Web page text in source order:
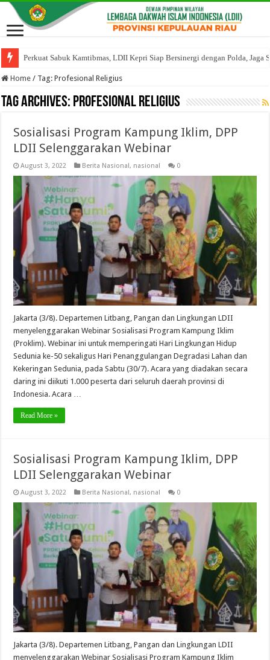
Perkuat Sabuk Kamtibmas, LDII Kepri Siap Bersinergi dengan Polda, Jaga
Home / Tag:Profesional Religius
Tag Archives: Profesional Religius
Sosialisasi Program Kampung Iklim, DPP
LDII Selenggarakan Webinar
August 3, 2022 Berita Nasional, nasional 0
Jakarta (3/8). Departemen Litbang, Pangan dan Lingkungan LDII
menyelenggarakan Webinar Sosialisasi Program Kampung Iklim
(Proklim). Webinar ini untuk memperingati Hari Lingkungan Hidup
Sedunia ke-50 sekaligus Hari Penanggulangan Degradasi Lahan dan
Kekeringan Sedunia, pada Sabtu (30/7). Acara yang diadakan secara
daring ini diikuti 1.000 peserta dari seluruh daerah provinsi di
Indonesia. Acara …
Read More »
Sosialisasi Program Kampung Iklim, DPP
LDII Selenggarakan Webinar
August 3, 2022 Berita Nasional, nasional 0
Jakarta (3/8). Departemen Litbang, Pangan dan Lingkungan LDII
menyelenggarakan Webinar Sosialisasi Program Kampung Iklim